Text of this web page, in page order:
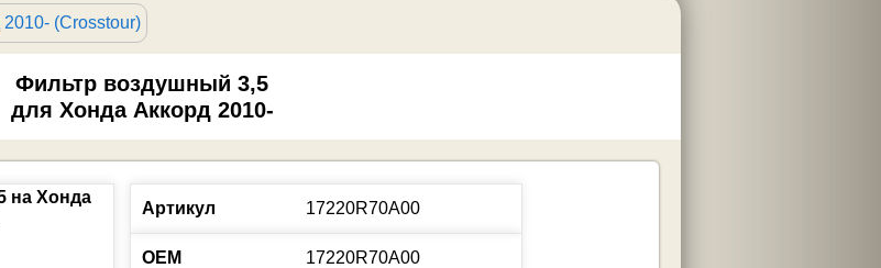
2010- (Crosstour)
Фильтр воздушный 3,5
для Хонда Аккорд 2010-
Артикул 17220R70A00
ОЕМ 17220R70A00